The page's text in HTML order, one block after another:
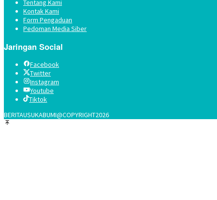
Tentang Kami
Kontak Kami
Form Pengaduan
Pedoman Media Siber
Jaringan Social
Facebook
Twitter
Instagram
Youtube
Tiktok
BERITAUSUKABUMI@COPYRIGHT2026